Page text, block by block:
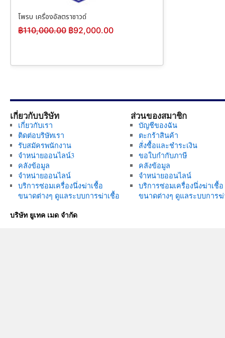
โพรบ เครื่องอัลตราซาวด์
฿110,000.00 ฿92,000.00
เกี่ยวกับบริษัท
เกี่ยวกับเรา
ติดต่อบริษัทเรา
รับสมัครพนักงาน
จำหน่ายออนไลน์3
คลังข้อมูล
จำหน่ายออนไลน์
บริการซ่อมเครื่องนึ่งฆ่าเชื้อ
ขนาดต่างๆ ดูแลระบบการฆ่าเชื้อ
ส่วนของสมาชิก
บัญชีของฉัน
ตะกร้าสินค้า
สั่งซื้อและชำระเงิน
ขอใบกำกับภาษี
คลังข้อมูล
จำหน่ายออนไลน์
บริการซ่อมเครื่องนึ่งฆ่าเชื้อ
ขนาดต่างๆ ดูแลระบบการฆ่
บริษัท ยูเทค เมด จำกัด